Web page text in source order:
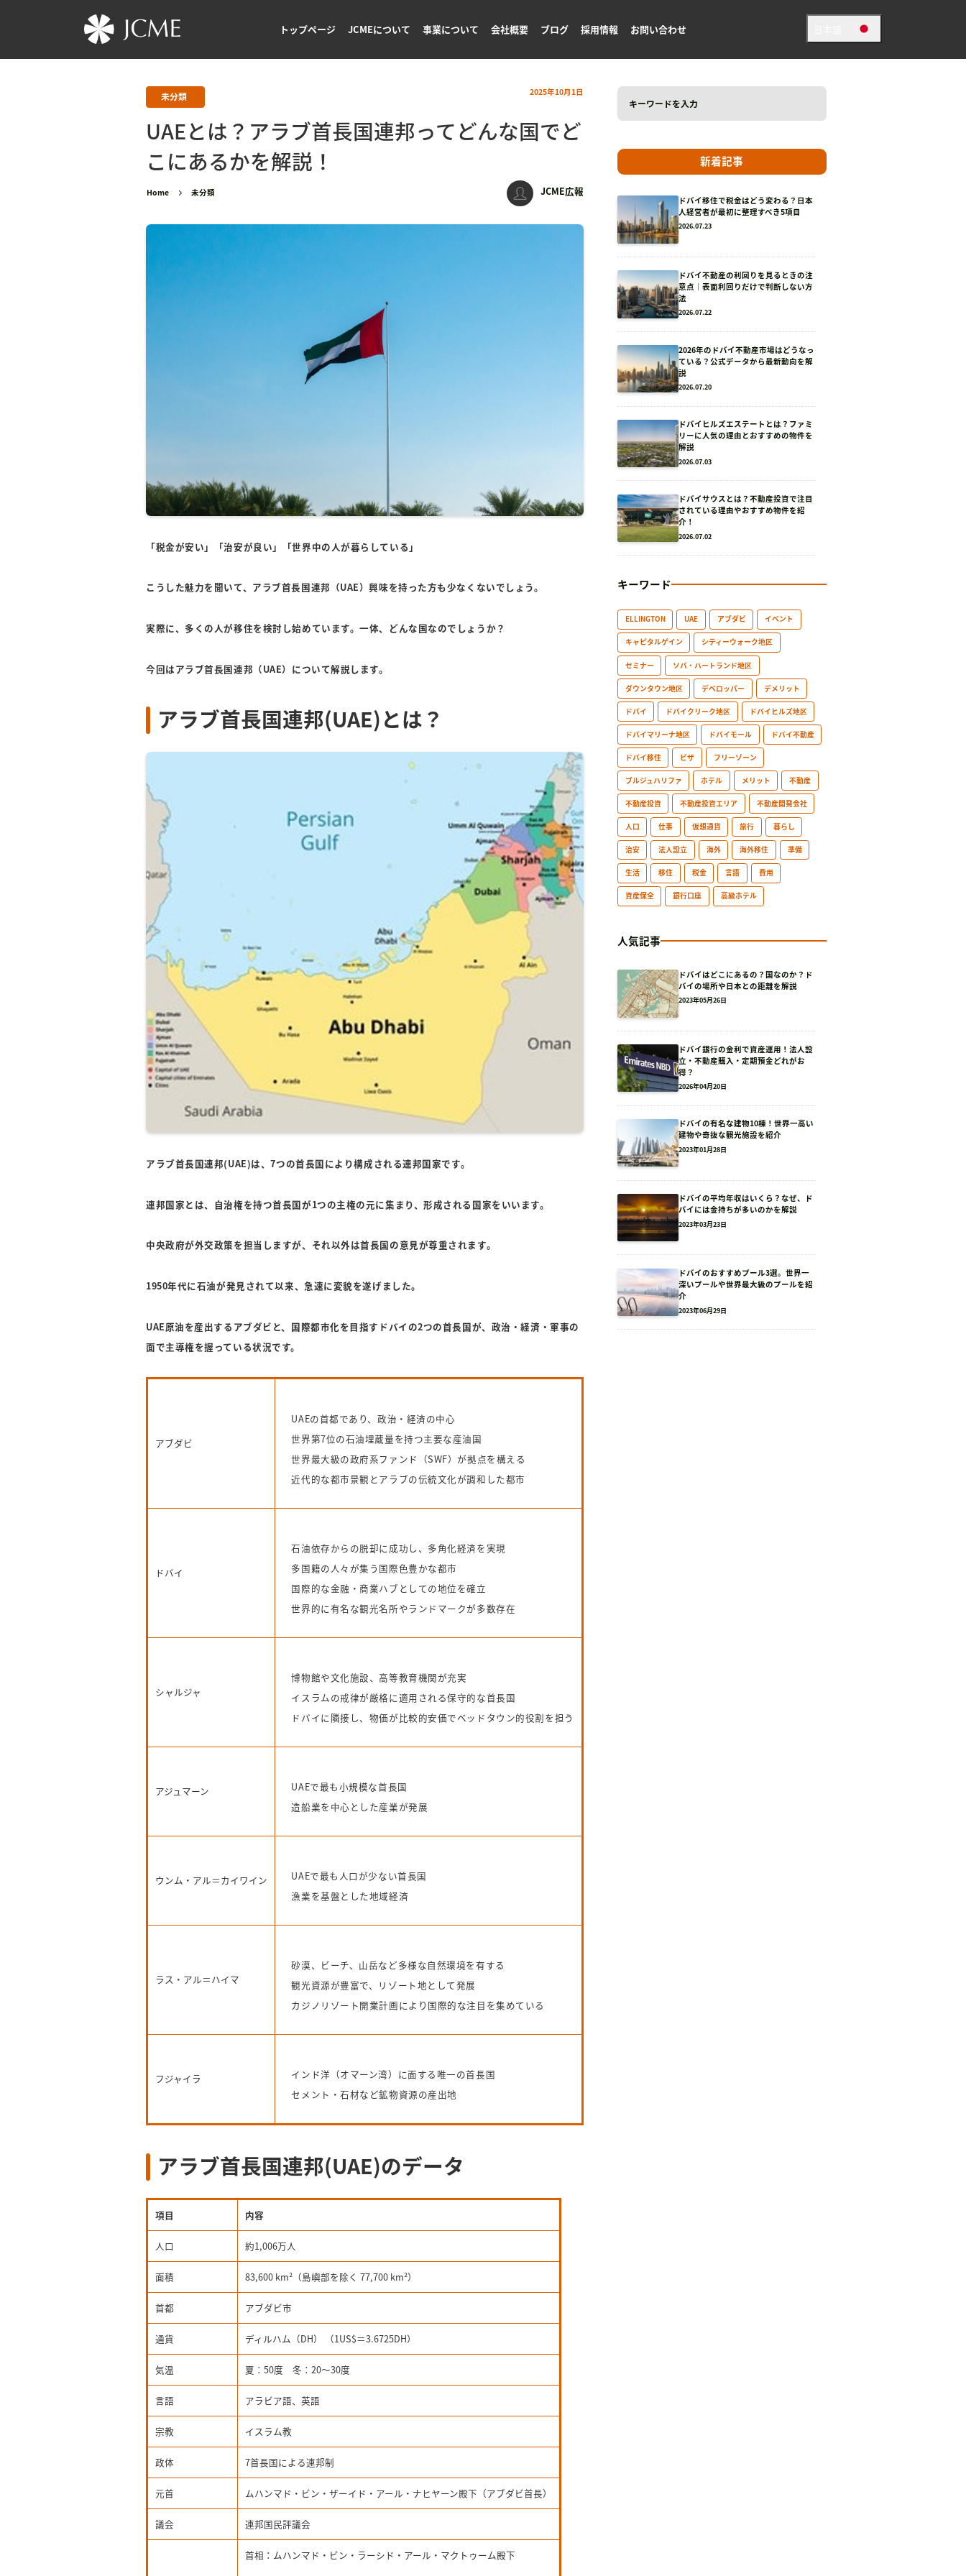
トップページ JCMEについて 事業について 会社概要 ブログ 採用情報 お問い合わせ
未分類 2025年10月1日
UAEとは？アラブ首長国連邦ってどんな国でど
こにあるかを解説！
Home 未分類 JCME広報
「税金が安い」「治安が良い」「世界中の人が暮らしている」
こうした魅力を聞いて、アラブ首長国連邦（UAE）興味を持った方も少なくないでしょう。
実際に、多くの人が移住を検討し始めています。一体、どんな国なのでしょうか？
今回はアラブ首長国連邦（UAE）について解説します。
アラブ首長国連邦(UAE)とは？
アラブ首長国連邦(UAE)は、7つの首長国により構成される連邦国家です。
連邦国家とは、自治権を持つ首長国が1つの主権の元に集まり、形成される国家をいいます。
中央政府が外交政策を担当しますが、それ以外は首長国の意見が尊重されます。
1950年代に石油が発見されて以来、急速に変貌を遂げました。
UAE原油を産出するアブダビと、国際都市化を目指すドバイの2つの首長国が、政治・経済・軍事の
面で主導権を握っている状況です。
アブダビ
UAEの首都であり、政治・経済の中心
世界第7位の石油埋蔵量を持つ主要な産油国
世界最大級の政府系ファンド（SWF）が拠点を構える
近代的な都市景観とアラブの伝統文化が調和した都市
ドバイ
石油依存からの脱却に成功し、多角化経済を実現
多国籍の人々が集う国際色豊かな都市
国際的な金融・商業ハブとしての地位を確立
世界的に有名な観光名所やランドマークが多数存在
シャルジャ
博物館や文化施設、高等教育機関が充実
イスラムの戒律が厳格に適用される保守的な首長国
ドバイに隣接し、物価が比較的安価でベッドタウン的役割を担う
アジュマーン
UAEで最も小規模な首長国
造船業を中心とした産業が発展
ウンム・アル＝カイワイン
UAEで最も人口が少ない首長国
漁業を基盤とした地域経済
ラス・アル＝ハイマ
砂漠、ビーチ、山岳など多様な自然環境を有する
観光資源が豊富で、リゾート地として発展
カジノリゾート開業計画により国際的な注目を集めている
フジャイラ
インド洋（オマーン湾）に面する唯一の首長国
セメント・石材など鉱物資源の産出地
アラブ首長国連邦(UAE)のデータ
項目 内容
人口 約1,006万人
面積 83,600 km²（島嶼部を除く 77,700 km²）
首都 アブダビ市
通貨 ディルハム（DH） （1US$＝3.6725DH）
気温 夏：50度 冬：20～30度
言語 アラビア語、英語
宗教 イスラム教
政体 7首長国による連邦制
元首 ムハンマド・ビン・ザーイド・アール・ナヒヤーン殿下（アブダビ首長）
議会 連邦国民評議会
首相：ムハンマド・ビン・ラーシド・アール・マクトゥーム殿下
Search
新着記事
ドバイ移住で税金はどう変わる？日本
人経営者が最初に整理すべき5項目
2026.07.23
ドバイ不動産の利回りを見るときの注
意点｜表面利回りだけで判断しない方
法
2026.07.22
2026年のドバイ不動産市場はどうなっ
ている？公式データから最新動向を解
説
2026.07.20
ドバイヒルズエステートとは？ファミ
リーに人気の理由とおすすめの物件を
解説
2026.07.03
ドバイサウスとは？不動産投資で注目
されている理由やおすすめ物件を紹
介！
2026.07.02
キーワード
ELLINGTON UAE アブダビ イベント
キャピタルゲイン シティーウォーク地区
セミナー ソバ・ハートランド地区
ダウンタウン地区 デベロッパー デメリット
ドバイ ドバイクリーク地区 ドバイヒルズ地区
ドバイマリーナ地区 ドバイモール ドバイ不動産
ドバイ移住 ビザ フリーゾーン
ブルジュハリファ ホテル メリット 不動産
不動産投資 不動産投資エリア 不動産開発会社
人口 仕事 仮想通貨 旅行 暮らし
治安 法人設立 海外 海外移住 準備
生活 移住 税金 言語 費用
資産保全 銀行口座 高級ホテル
人気記事
ドバイはどこにあるの？国なのか？ド
バイの場所や日本との距離を解説
2023年05月26日
ドバイ銀行の金利で資産運用！法人設
立・不動産購入・定期預金どれがお
得？
2026年04月20日
ドバイの有名な建物10棟！世界一高い
建物や奇抜な観光施設を紹介
2023年01月28日
ドバイの平均年収はいくら？なぜ、ド
バイには金持ちが多いのかを解説
2023年03月23日
ドバイのおすすめプール3選。世界一
深いプールや世界最大級のプールを紹
介
2023年06月29日